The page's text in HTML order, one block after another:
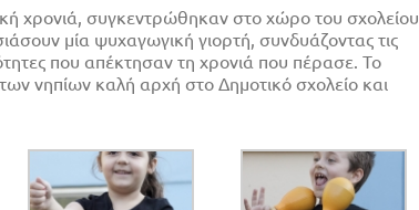
χρονιά, συγκεντρώθηκαν στο χώρο του σχολείου
μία ψυχαγωγική γιορτή, συνδυάζοντας τις
που απέκτησαν τη χρονιά που πέρασε. Το
νηπίων καλή αρχή στο Δημοτικό σχολείο και